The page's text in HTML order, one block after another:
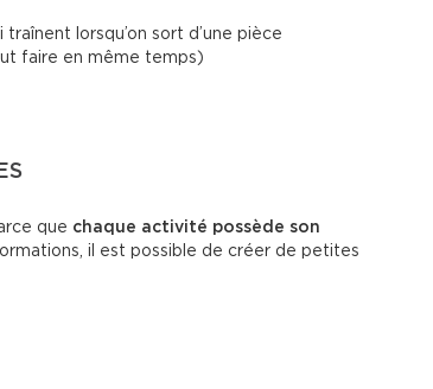
lorsqu’on sort d’une pièce
faire en même temps)
que chaque activité possède son
il est possible de créer de petites